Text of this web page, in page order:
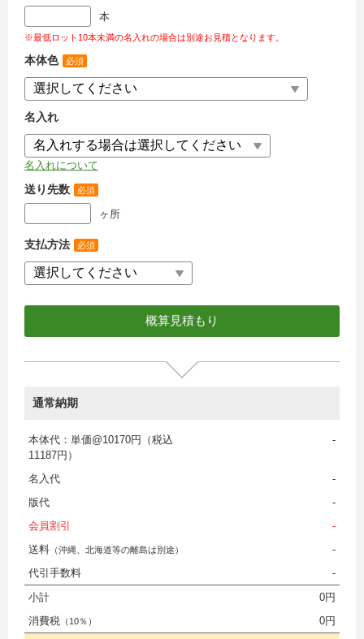
本
※最低ロット10本未満の名入れの場合は別途お見積となります。
本体色 必須
名入れ
名入れについて
送り先数 必須
ヶ所
支払方法 必須
通常納期
本体代：単価@10170円（税込
11187円）
-
名入代
-
版代
-
会員割引
-
送料 （沖縄、北海道等の離島は別途）
-
代引手数料
-
小計
0円
消費税 （10％） 0円